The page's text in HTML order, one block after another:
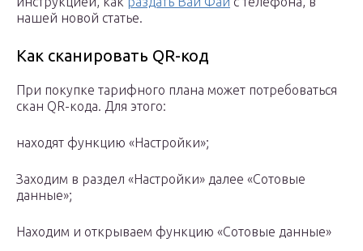
нашей новой статье.
Как сканировать QR-код
При покупке тарифного плана может потребоваться
скан QR-кода. Для этого:
находят функцию «Настройки»;
Заходим в раздел «Настройки» далее «Сотовые
данные»;
Находим и открываем функцию «Сотовые данные»